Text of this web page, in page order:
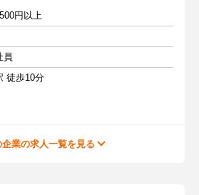
円以上
員
徒歩10分
企業の求人一覧を見る